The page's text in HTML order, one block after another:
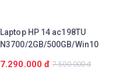
Laptop HP 14 ac198TU
N3700/2GB/500GB/Win10
7.290.000 đ 7.500.000 đ